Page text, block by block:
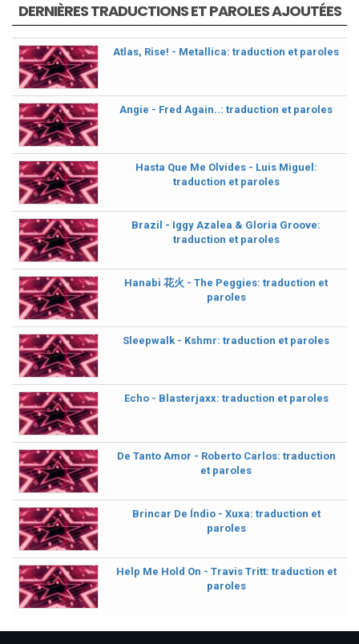
DERNIÈRES TRADUCTIONS ET PAROLES AJOUTÉES
Atlas, Rise! - Metallica: traduction et paroles
Angie - Fred Again..: traduction et paroles
Hasta Que Me Olvides - Luis Miguel:
traduction et paroles
Brazil - Iggy Azalea & Gloria Groove:
traduction et paroles
Hanabi 花火 - The Peggies: traduction et
paroles
Sleepwalk - Kshmr: traduction et paroles
Echo - Blasterjaxx: traduction et paroles
De Tanto Amor - Roberto Carlos: traduction
et paroles
Brincar De Índio - Xuxa: traduction et
paroles
Help Me Hold On - Travis Tritt: traduction et
paroles